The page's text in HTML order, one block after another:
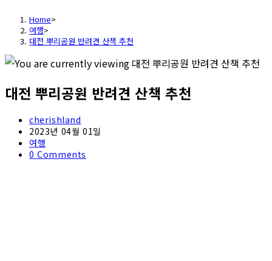
Home>
여행>
대전 뿌리공원 반려견 산책 추천
대전 뿌리공원 반려견 산책 추천
Post
author:
cherishland
Post
published:
2023년 04월 01일
Post
category:
여행
Post
0 Comments